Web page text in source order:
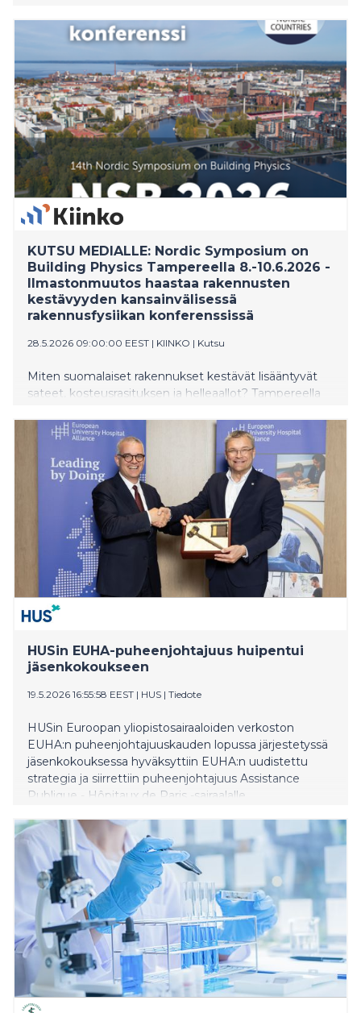
KUTSU MEDIALLE: Nordic Symposium on
Building Physics Tampereella 8.-10.6.2026 -
Ilmastonmuutos haastaa rakennusten
kestävyyden kansainvälisessä
rakennusfysiikan konferenssissä
28.5.2026 09:00:00 EEST | KIINKO | Kutsu
Miten suomalaiset rakennukset kestävät lisääntyvät
sateet, kosteusrasituksen ja helleaallot? Tampereella
konferenssi kokoaa rakennusfysiikan tutkijat,
viranomaiset ja rakennusalan ammattilaiset
pohtimaan, miten rakennuksia tulisi suunnitella, korjata
ja ylläpitää muuttuvassa ilmastossa. Konferenssin
pääteemana on ilmastonmuutos rakennusfysiikassa, ja
ohjelmassa kuullaan alan kansainvälisten
huippuasiantuntijoiden näkemyksiä muun muassa
kosteusturvallisuudesta, vähähiilisistä materiaaleista,
ilmanlaadusta ja rakennusten
pitkäaikaiskestävyydestä. Konferenssin järjestävät
Tampereen yliopiston rakennusfysiikan
tutkimusryhmä ja Kiinko.
HUSin EUHA-puheenjohtajuus huipentui
jäsenkokoukseen
19.5.2026 16:55:58 EEST | HUS | Tiedote
HUSin Euroopan yliopistosairaaloiden verkoston
EUHA:n puheenjohtajuuskauden lopussa järjestetyssä
jäsenkokouksessa hyväksyttiin EUHA:n uudistettu
strategia ja siirrettiin puheenjohtajuus Assistance
Publique - Hôpitaux de Paris -sairaalalle.